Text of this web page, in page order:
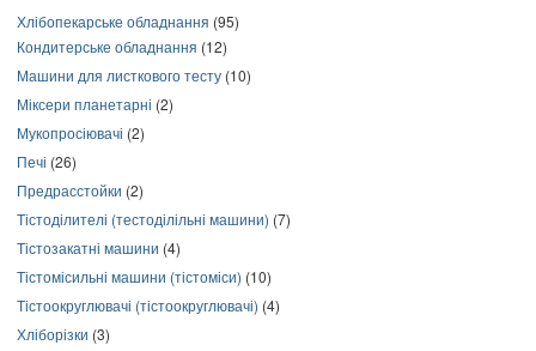
Хлібопекарське обладнання (95)
Кондитерське обладнання (12)
Машини для листкового тесту (10)
Міксери планетарні (2)
Мукопросіювачі (2)
Печі (26)
Предрасстойки (2)
Тістоділителі (тестоділільні машини) (7)
Тістозакатні машини (4)
Тістомісильні машини (тістоміси) (10)
Тістоокруглювачі (тістоокруглювачі) (4)
Хліборізки (3)